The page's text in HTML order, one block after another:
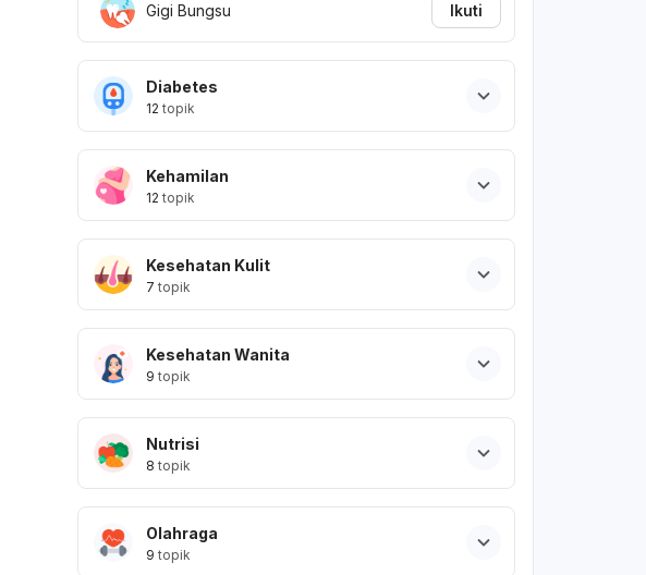
Gigi Bungsu
Ikuti
Diabetes
12 topik
Kehamilan
12 topik
Kesehatan Kulit
7 topik
Kesehatan Wanita
9 topik
Nutrisi
8 topik
Olahraga
9 topik